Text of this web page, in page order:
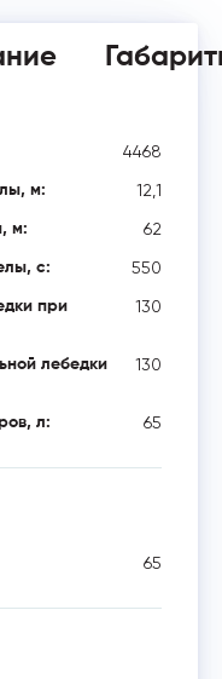
4468
м: 12,1
м: 62
с: 550
при
130
лебедки
130
л: 65
65